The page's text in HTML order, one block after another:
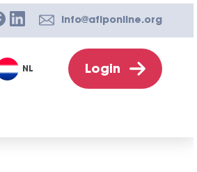
info@afiponline.org
Login
NL